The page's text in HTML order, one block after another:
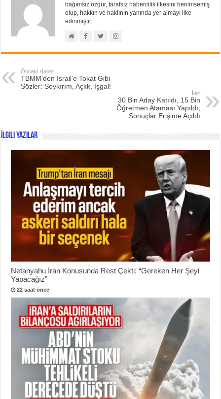
bağımsız özgür, tarafsız habercilik ilkesini benimsemiş
olup, hakkın ve haklının yanında yer almayı ilke
edinmiştir.
Önceki Haber
TBMM’den İsrail’e Tokat Gibi
Sözler: Soykırım, Açlık, İşgal!
İleri
30 Bin Aday Katıldı, 15 Bin
Öğretmen Ataması Yapıldı,
Sonuçlar Erişime Açıldı
İlgili Yazılar
Netanyahu İran Konusunda Rest Çekti: “Gereken Her Şeyi
Yapacağız”
22 saat önce